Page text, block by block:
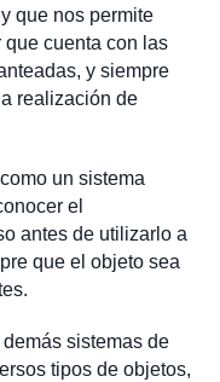
que nos permite
cuenta con las
y siempre
realización de
un sistema
el
antes de utilizarlo a
que el objeto sea
sistemas de
tipos de objetos,